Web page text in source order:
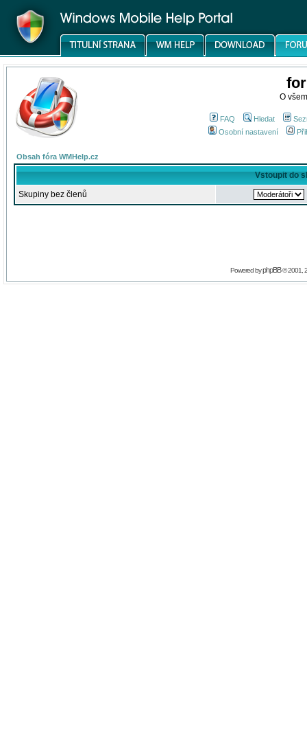
O
FAQ Hledat
Osobní nastavení
Obsah fóra WMHelp.cz
Vstoupit do
Skupiny bez členů
Powered byphpBB© 2001,